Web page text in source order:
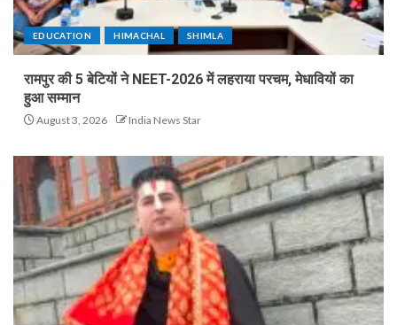
EDUCATION HIMACHAL SHIMLA
रामपुर की 5 बेटियों ने NEET-2026 में लहराया परचम, मेधावियों का
हुआ सम्मान
August 3, 2026 India News Star